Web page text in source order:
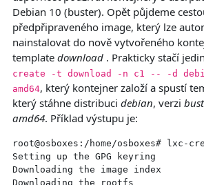
Debian 10 (buster). Opět půjdeme
předpřipraveného image, který lze
nainstalovat do nově vytvořeného
template download . Prakticky stačí
create -t download -n c1 -- -d
amd64, který kontejner založí a spustí
který stáhne distribuci debian, verzi
amd64. Příklad výstupu je:
root@osboxes:/home/osboxes#
Setting up the GPG keyring
Downloading the image index
Downloading the rootfs